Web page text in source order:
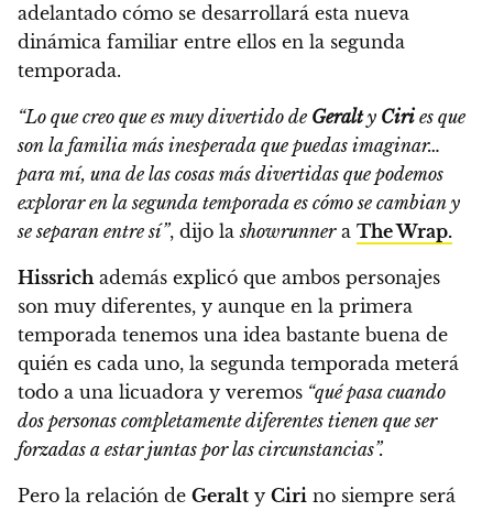
adelantado cómo se desarrollará esta nueva
dinámica familiar entre ellos en la segunda
temporada.
“Lo que creo que es muy divertido de Geralty Ciri es que
son la familia más inesperada que puedas imaginar…
para mí, una de las cosas más divertidas que podemos
explorar en la segunda temporada es cómo se cambian y
se separan entre sí”, dijo lashowrunnera The Wrap.
Hissrich además explicó que ambos personajes
son muy diferentes, y aunque en la primera
temporada tenemos una idea bastante buena de
quién es cada uno, la segunda temporada meterá
todo a una licuadora y veremos “qué pasa cuando
dos personas completamente diferentes tienen que ser
forzadas a estar juntas por las circunstancias”.
Pero la relación de Geralt y Ciri no siempre será